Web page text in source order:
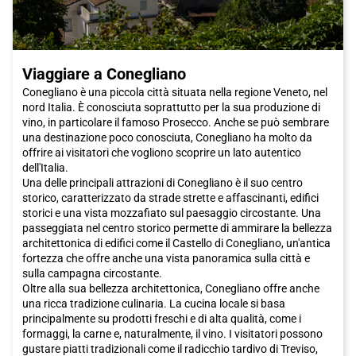
Viaggiare a Conegliano
Conegliano è una piccola città situata nella regione Veneto, nel
nord Italia. È conosciuta soprattutto per la sua produzione di
vino, in particolare il famoso Prosecco. Anche se può sembrare
una destinazione poco conosciuta, Conegliano ha molto da
offrire ai visitatori che vogliono scoprire un lato autentico
dell'Italia.
Una delle principali attrazioni di Conegliano è il suo centro
storico, caratterizzato da strade strette e affascinanti, edifici
storici e una vista mozzafiato sul paesaggio circostante. Una
passeggiata nel centro storico permette di ammirare la bellezza
architettonica di edifici come il Castello di Conegliano, un'antica
fortezza che offre anche una vista panoramica sulla città e
sulla campagna circostante.
Oltre alla sua bellezza architettonica, Conegliano offre anche
una ricca tradizione culinaria. La cucina locale si basa
principalmente su prodotti freschi e di alta qualità, come i
formaggi, la carne e, naturalmente, il vino. I visitatori possono
gustare piatti tradizionali come il radicchio tardivo di Treviso,